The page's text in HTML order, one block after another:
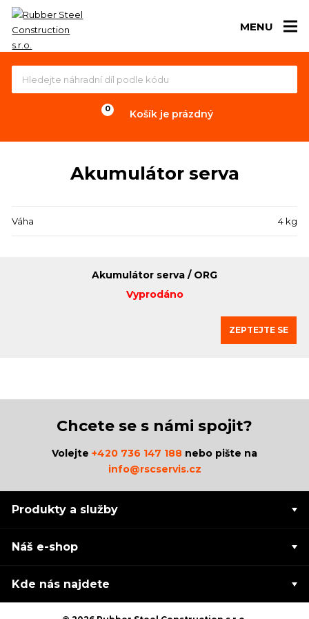
MENU
Košík je prázdný
Akumulátor serva
Váha 4 kg
Akumulátor serva / ORG
Vyprodáno
ZEPTEJTE SE
Chcete se s námi spojit?
Volejte +420 736 147 188 nebo pište na
info@rscservis.cz
Produkty a služby
Náš e-shop
Kde nás najdete